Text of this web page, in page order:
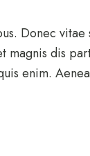
Donec
magnis dis
enim.